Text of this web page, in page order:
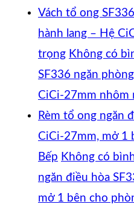
Vách tổ ong
hành lang – Hệ
trọng Không có
SF336 ngăn
CiCi-27mm nhôm
Rèm tổ ong ngăn
CiCi-27mm, mở 1
Bếp Không có
ngăn điều hòa
mở 1 bên cho